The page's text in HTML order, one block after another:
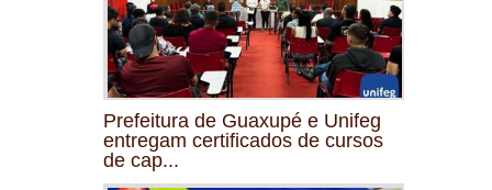
Prefeitura de Guaxupé e Unifeg
entregam certificados de cursos
de cap...